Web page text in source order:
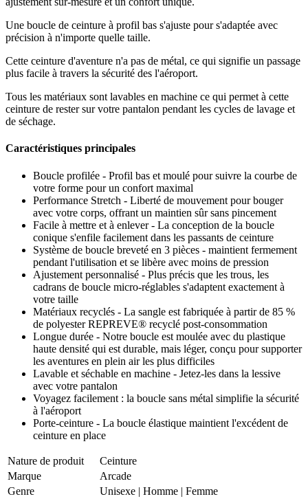
Une boucle de ceinture à profil bas s'ajuste pour s'adaptée avec
précision à n'importe quelle taille.
Cette ceinture d'aventure n'a pas de métal, ce qui signifie un passage
plus facile à travers la sécurité des l'aéroport.
Tous les matériaux sont lavables en machine ce qui permet à cette
ceinture de rester sur votre pantalon pendant les cycles de lavage et
de séchage.
Caractéristiques principales
Boucle profilée - Profil bas et moulé pour suivre la courbe de
votre forme pour un confort maximal
Performance Stretch - Liberté de mouvement pour bouger
avec votre corps, offrant un maintien sûr sans pincement
Facile à mettre et à enlever - La conception de la boucle
conique s'enfile facilement dans les passants de ceinture
Système de boucle breveté en 3 pièces - maintient fermement
pendant l'utilisation et se libère avec moins de pression
Ajustement personnalisé - Plus précis que les trous, les
cadrans de boucle micro-réglables s'adaptent exactement à
votre taille
Matériaux recyclés - La sangle est fabriquée à partir de 85 %
de polyester REPREVE® recyclé post-consommation
Longue durée - Notre boucle est moulée avec du plastique
haute densité qui est durable, mais léger, conçu pour supporter
les aventures en plein air les plus difficiles
Lavable et séchable en machine - Jetez-les dans la lessive
avec votre pantalon
Voyagez facilement : la boucle sans métal simplifie la sécurité
à l'aéroport
Porte-ceinture - La boucle élastique maintient l'excédent de
ceinture en place
Nature de produit
Ceinture
Marque
Arcade
Genre
Unisexe | Homme | Femme